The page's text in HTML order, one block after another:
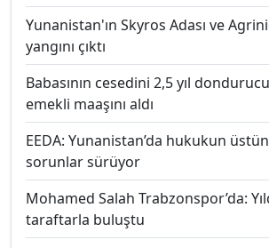
Yunanistan'ın Skyros Adası ve
yangını çıktı
Babasının cesedini 2,5 yıl
emekli maaşını aldı
EEDA: Yunanistan’da hukukun
sorunlar sürüyor
Mohamed Salah Trabzonspor’da:
taraftarla buluştu